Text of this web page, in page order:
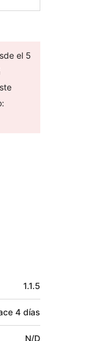
el 5
1.1.5
4 días
N/D